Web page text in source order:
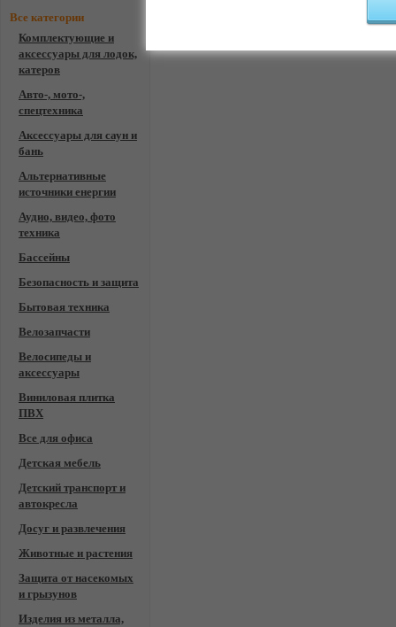
Все категории
Комплектующие и
аксессуары для лодок,
катеров
Авто-, мото-,
спецтехника
Аксессуары для саун и
бань
Альтернативные
источники енергии
Аудио, видео, фото
техника
Бассейны
Безопасность и защита
Бытовая техника
Велозапчасти
Велосипеды и
аксессуары
Виниловая плитка
ПВХ
Все для офиса
Детская мебель
Детский транспорт и
автокресла
Досуг и развлечения
Животные и растения
Защита от насекомых
и грызунов
Изделия из металла,